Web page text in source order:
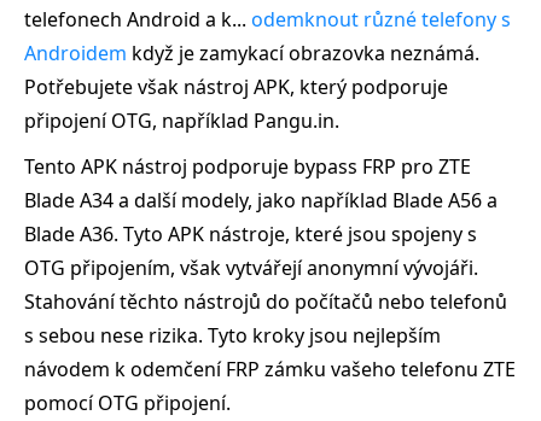
telefonech Android a k... odemknout různé telefony s
Androidem když je zamykací obrazovka neznámá.
Potřebujete však nástroj APK, který podporuje
připojení OTG, například Pangu.in.
Tento APK nástroj podporuje bypass FRP pro ZTE
Blade A34 a další modely, jako například Blade A56 a
Blade A36. Tyto APK nástroje, které jsou spojeny s
OTG připojením, však vytvářejí anonymní vývojáři.
Stahování těchto nástrojů do počítačů nebo telefonů
s sebou nese rizika. Tyto kroky jsou nejlepším
návodem k odemčení FRP zámku vašeho telefonu ZTE
pomocí OTG připojení.